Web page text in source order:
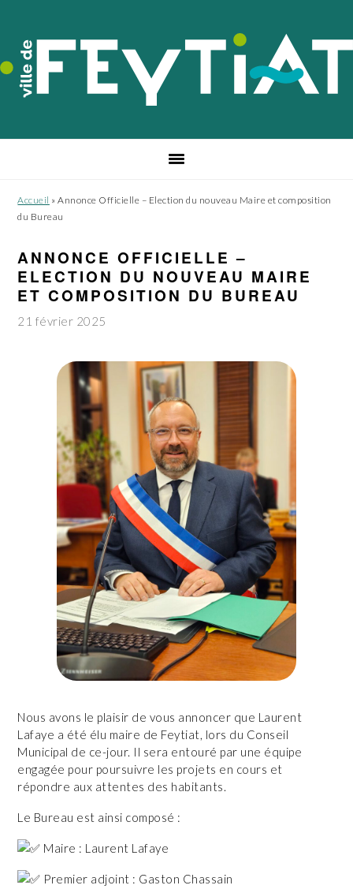
navigation
principale
contenu
principal
pied
de
page
Accueil »Annonce Officielle – Election du nouveau Maire et composition
du Bureau
ANNONCE OFFICIELLE –
ELECTION DU NOUVEAU MAIRE
ET COMPOSITION DU BUREAU
21 février 2025
Nous avons le plaisir de vous annoncer que Laurent
Lafaye a été élu maire de Feytiat, lors du Conseil
Municipal de ce-jour. Il sera entouré par une équipe
engagée pour poursuivre les projets en cours et
répondre aux attentes des habitants.
Le Bureau est ainsi composé :
Maire : Laurent Lafaye
Premier adjoint : Gaston Chassain